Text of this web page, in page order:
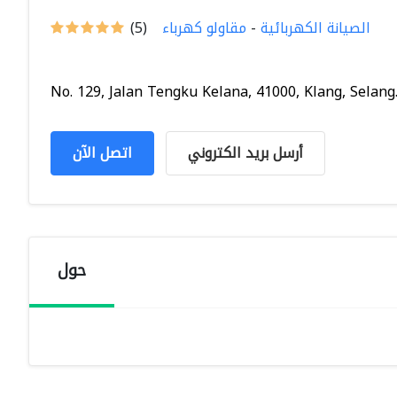
(5) الصيانة الكهربائية- مقاولو كهرباء
No. 129, Jalan Tengku Kelana, 41000, Klang,
اتصل الآن أرسل بريد الكتروني
حول